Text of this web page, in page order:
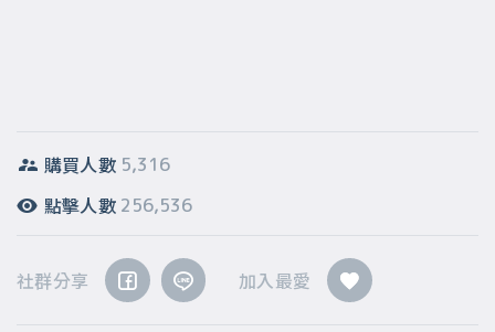
購買人數 5,316
點擊人數 256,536
社群分享 加入最愛